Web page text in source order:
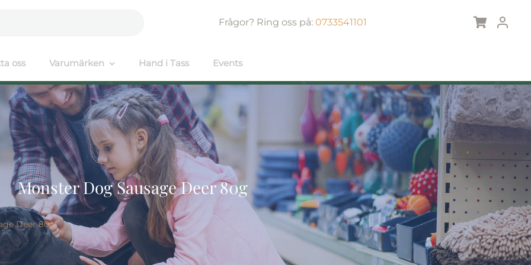
Frågor? Ring oss på: 0733541101
oss Varumärken Hand i Tass Events
Monster Dog Sausage Deer 80g
Deer 80g